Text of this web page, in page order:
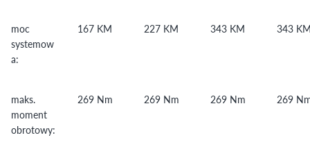
moc
systemow
a:
167 KM 227 KM 343 KM 343
maks.
moment
obrotowy:
269 Nm 269 Nm 269 Nm 269